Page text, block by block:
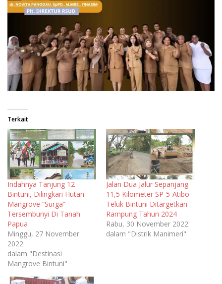
Terkait
Indahnya Tanjung 12
Bintuni, Dilingkari Hutan
Mangrove “Surga”
Tersembunyi Di Tanah
Papua
Minggu, 27 November
2022
dalam "Destinasi
Mangrove Bintuni"
Jalan Dua Jalur Sepanjang
11,5 Kilometer SP-5-Atibo
Teluk Bintuni Ditargetkan
Rampung Tahun 2024
Rabu, 30 November 2022
dalam "Distrik Manimeri"